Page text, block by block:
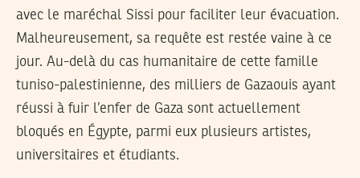
avec le maréchal Sissi pour faciliter leur évacuation.
Malheureusement, sa requête est restée vaine à ce
jour. Au-delà du cas humanitaire de cette famille
tuniso-palestinienne, des milliers de Gazaouis ayant
réussi à fuir l’enfer de Gaza sont actuellement
bloqués en Égypte, parmi eux plusieurs artistes,
universitaires et étudiants.